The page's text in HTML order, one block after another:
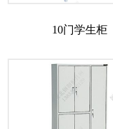
10门学生柜